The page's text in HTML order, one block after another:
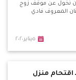
نخول عن موقف زوج
المعروف فادي
٥يناير٢٠٢٠
اقتحام منزل